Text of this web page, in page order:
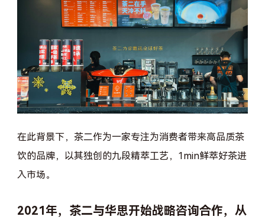
在此背景下，茶二作为一家专注为消费者带来高品质茶
饮的品牌，以其独创的九段精萃工艺，1min鲜萃好茶进
入市场。
2021年，茶二与华思开始战略咨询合作，从